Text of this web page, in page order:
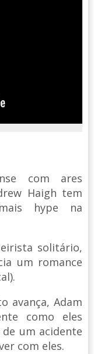
com ares
Haigh tem
hype na
solitário,
um romance
avança, Adam
como eles
um acidente
com eles.